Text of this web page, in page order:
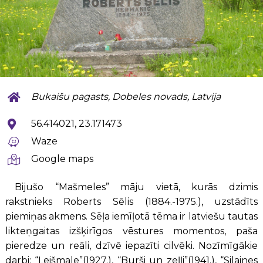
Bukaišu pagasts, Dobeles novads, Latvija
56.414021, 23.171473
Waze
Google maps
Bijušo “Mašmeles” māju vietā, kurās dzimis
rakstnieks Roberts Sēlis (1884.-1975.), uzstādīts
piemiņas akmens. Sēļa iemīļotā tēma ir latviešu tautas
likteņgaitas izšķirīgos vēstures momentos, paša
pieredze un reāli, dzīvē iepazīti cilvēki. Nozīmīgākie
darbi: “Leišmale”(1927.), “Burši un zeļļi”(1941.), “Silaines